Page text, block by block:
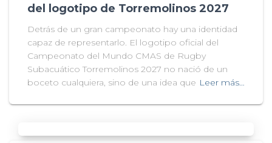
del logotipo de Torremolinos 2027
Detrás de un gran campeonato hay una identidad
capaz de representarlo. El logotipo oficial del
Campeonato del Mundo CMAS de Rugby
Subacuático Torremolinos 2027 no nació de un
boceto cualquiera, sino de una idea que Leer más…